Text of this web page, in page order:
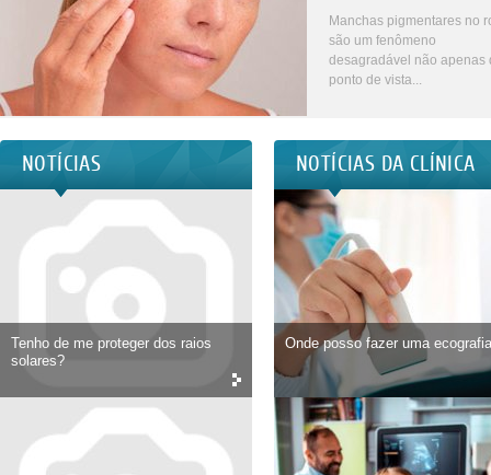
Manchas pigmentares no
são um fenômeno
desagradável não apenas
ponto de vista...
NOTÍCIAS
Tenho de me proteger dos raios
solares?
NOTÍCIAS DA CLÍNICA
Onde posso fazer uma